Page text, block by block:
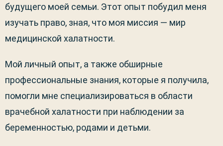
будущего моей семьи. Этот опыт побудил меня
изучать право, зная, что моя миссия — мир
медицинской халатности.
Мой личный опыт, а также обширные
профессиональные знания, которые я получила,
помогли мне специализироваться в области
врачебной халатности при наблюдении за
беременностью, родами и детьми.